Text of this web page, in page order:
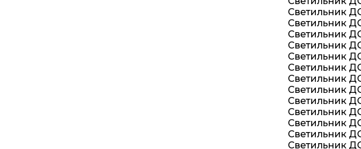
Светильник
Светильник
Светильник
Светильник
Светильник
Светильник
Светильник
Светильник
Светильник
Светильник
Светильник
Светильник
Светильник